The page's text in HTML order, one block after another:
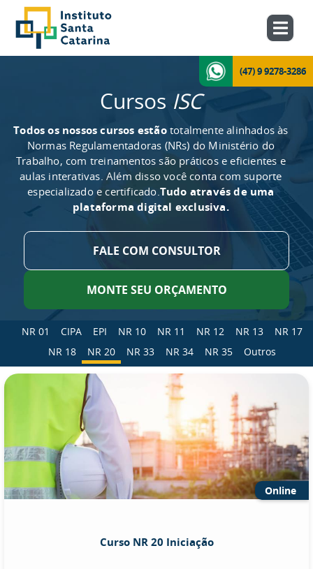
(47) 9 9278-3286
Cursos ISC
Todos os nossos cursos estãototalmente alinhados às
Normas Regulamentadoras (NRs) do Ministério do
Trabalho, com treinamentos são práticos e eficientes e
aulas interativas. Além disso você conta com suporte
especializado e certificado.Tudo através de uma
plataforma digital exclusiva.
FALE COM CONSULTOR
MONTE SEU ORÇAMENTO
NR 01 CIPA EPI NR 10 NR 11 NR 12 NR 13
NR 17
NR 18
NR 20 NR 33 NR 34 NR 35 Outros
Online
Curso NR 20 Iniciação